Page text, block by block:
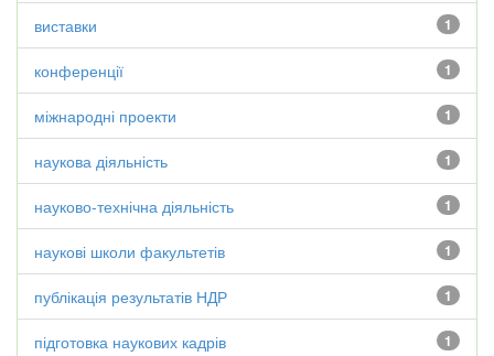
1
виставки
1
конференції
1
міжнародні проекти
1
наукова діяльність
1
науково-технічна діяльність
1
наукові школи факультетів
1
публікація результатів НДР
1
підготовка наукових кадрів